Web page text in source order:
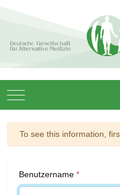
Mobile Menu Toggle
Warnung
To see this information,
Benutzername *